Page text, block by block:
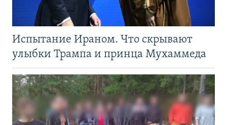
Испытание Ираном. Что скрывают
улыбки Трампа и принца Мухаммеда